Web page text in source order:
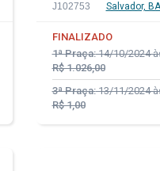
J102753 Salvador, BA
FINALIZADO
1ª Praça:14/10/2024
R$ 1.026,00
3ª Praça:13/11/2024
R$ 1,00